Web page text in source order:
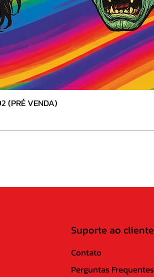
VENDA)
Suporte ao cliente
Contato
Perguntas Frequentes